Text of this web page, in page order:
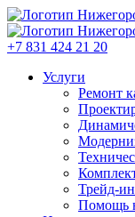
+7 831 424 21 20
Услуги
Ремонт
Трейд-
Помощь